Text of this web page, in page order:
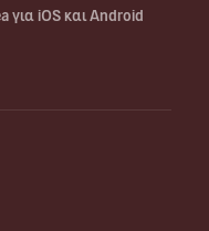
iOS και Android